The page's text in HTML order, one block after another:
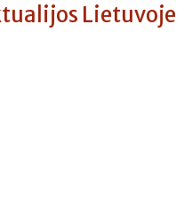
Lietuvoje